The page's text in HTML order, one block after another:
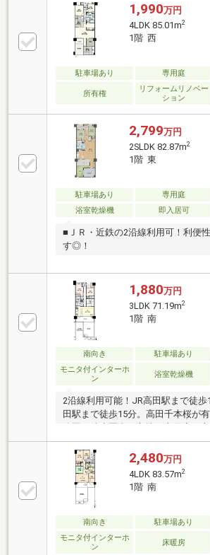
1,990万円
4LDK 85.01m2
1階 西
駐車場あり 専用庭
所有権
リフォームリノベー
ション
2,799万円
2SLDK 82.87m2
1階 東
駐車場あり 専用庭
浴室乾燥機
即入居可
■ＪＲ・近鉄の2沿線利用可！利便
す◎！
1,880万円
3LDK 71.19m2
1階 南
南向き 駐車場あり
モニタ付インターホ
ン
浴室乾燥機
2沿線利用可能！JR高田駅まで徒
田駅まで徒歩15分。高田千本桜が
建感覚でお住まいいただけます。
㎡・間取り：3LDK・床暖房有り（
飼育可（規約による制限有り）・
2.69㎡・専有面積にトランクルーム
輪場2台目まで無料ご質問等ござい
気軽にお問い合わせください。〈
学校まで約650ｍ・高田中学校まで
設〉・大和高田市役所まで約220ｍ
高田大中東店まで約550ｍ
2,480万円
4LDK 83.57m2
1階 南
南向き 駐車場あり
モニタ付インターホ
ン
床暖房